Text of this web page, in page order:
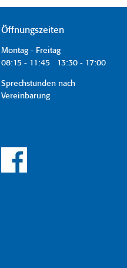
Öffnungszeiten
Montag - Freitag
08:15 - 11:45 13:30 - 17:00
Sprechstunden nach
Vereinbarung